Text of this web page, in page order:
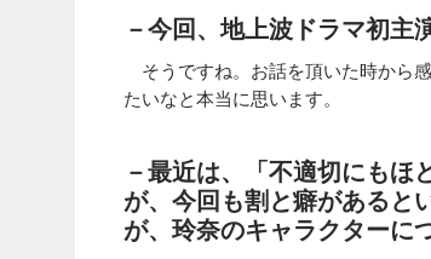
－今回、地上波ドラマ初主
そうですね。お話を頂いた時から
たいなと本当に思います。
－最近は、「不適切にもほ
が、今回も割と癖があると
が、玲奈のキャラクターに